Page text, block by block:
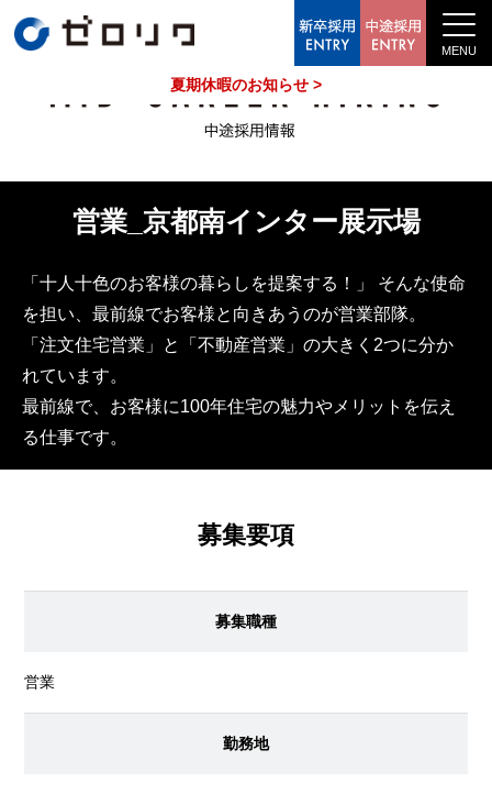
中途採用情報
夏期休暇のお知らせ >
営業_京都南インター展示場
「十人十色のお客様の暮らしを提案する！」 そんな使命
を担い、最前線でお客様と向きあうのが営業部隊。
「注文住宅営業」と「不動産営業」の大きく2つに分か
れています。
最前線で、お客様に100年住宅の魅力やメリットを伝え
る仕事です。
募集要項
募集職種
営業
勤務地